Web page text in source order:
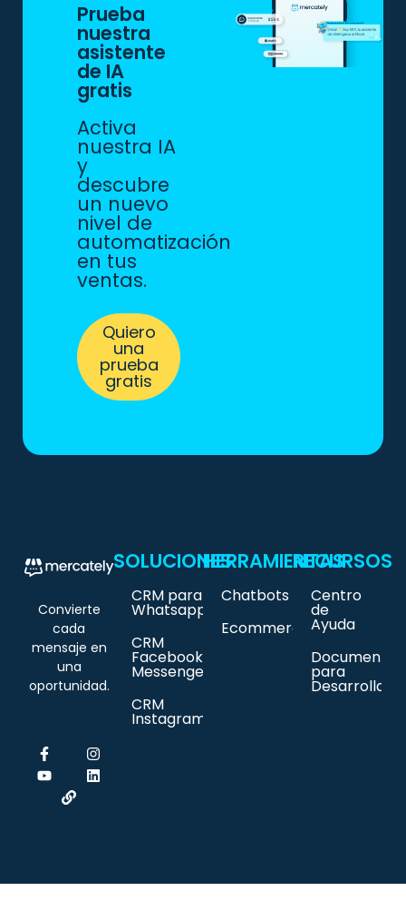
Prueba
nuestra
asistente
de IA
gratis
Activa
nuestra IA
y
descubre
un nuevo
nivel de
automatización
en tus
ventas.
Quiero
una
prueba
gratis
Convierte
cada
mensaje en
una
oportunidad.
SOLUCIONES
CRM para
Whatsapp
CRM
Facebook
Messenger
CRM
Instagram
HERRAMIENTAS
Chatbots
Ecommerce
RECURSOS
Centro
de
Ayuda
para